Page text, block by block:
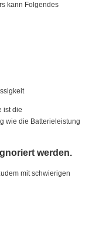
kann Folgendes
ist die
wie die Batterieleistung
werden.
mit schwierigen